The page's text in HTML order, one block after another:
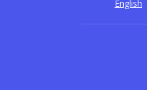
English